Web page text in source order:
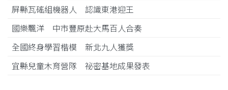
屏縣瓦磘組機器人 認識東港迎王
國樂飄洋 中市豐原赴大馬百人合奏
全國終身學習楷模 新北九人獲獎
宜縣兒童木育營隊 祕密基地成果發表